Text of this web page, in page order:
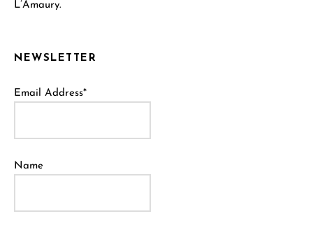
NEWSLETTER
Email Address*
Name
L’Amaury.